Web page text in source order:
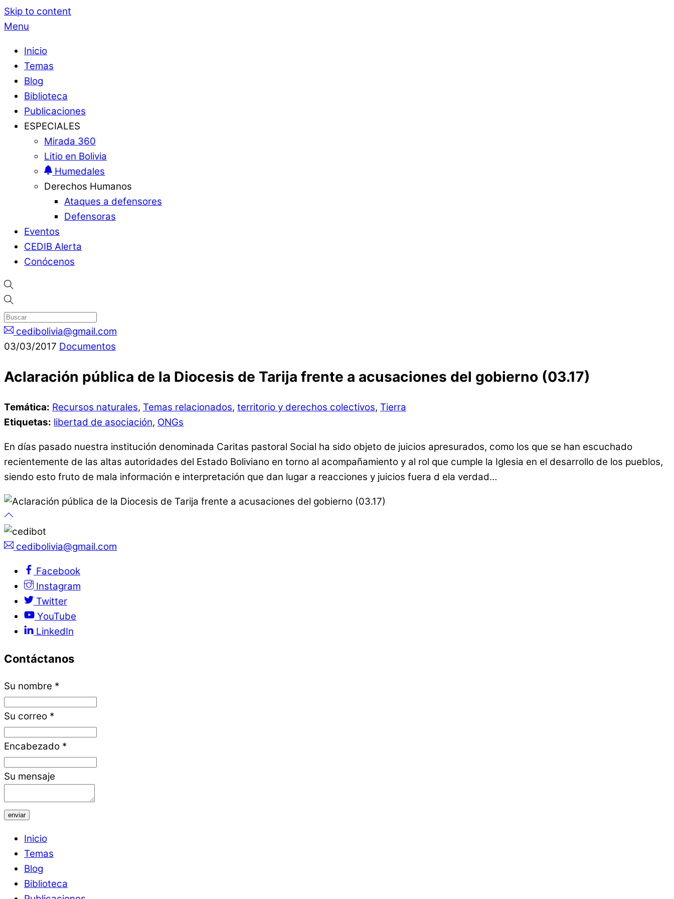
Skip to content
Menu
Inicio
Temas
Blog
Biblioteca
Publicaciones
ESPECIALES
Mirada 360
Litio en Bolivia
Humedales
Derechos Humanos
Ataques a defensores
Defensoras
Eventos
CEDIB Alerta
Conócenos
cedibolivia@gmail.com
03/03/2017 Documentos
Aclaración pública de la Diocesis de Tarija frente a acusaciones del gobierno (03.17)
Temática: Recursos naturales, Temas relacionados, territorio y derechos colectivos, Tierra
Etiquetas: libertad de asociación, ONGs
En días pasado nuestra institución denominada Caritas pastoral Social ha sido objeto de juicios apresurados, como los que se han escuchado
recientemente de las altas autoridades del Estado Boliviano en torno al acompañamiento y al rol que cumple la Iglesia en el desarrollo de los pueblos,
siendo esto fruto de mala información e interpretación que dan lugar a reacciones y juicios fuera d ela verdad…
cedibolivia@gmail.com
Facebook
Instagram
Twitter
YouTube
LinkedIn
Contáctanos
Su nombre *
Su correo *
Encabezado *
Su mensaje
enviar
Inicio
Temas
Blog
Biblioteca